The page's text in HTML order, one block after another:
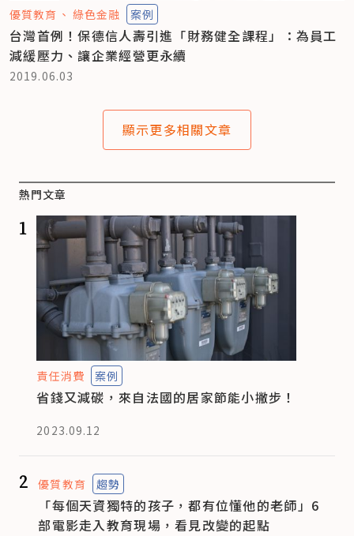
優質教育 綠色金融 案例
台灣首例！保德信人壽引進「財務健全課程」：為員工
減緩壓力、讓企業經營更永續
2019.06.03
顯示更多相關文章
熱門文章
1
責任消費 案例
省錢又減碳，來自法國的居家節能小撇步！
2023.09.12
2 優質教育 趨勢
「每個天資獨特的孩子，都有位懂他的老師」6
部電影走入教育現場，看見改變的起點